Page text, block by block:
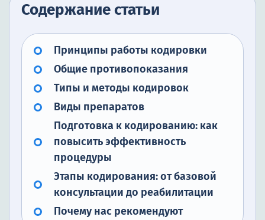
Содержание статьи
Принципы работы кодировки
Общие противопоказания
Типы и методы кодировок
Виды препаратов
Подготовка к кодированию: как
повысить эффективность
процедуры
Этапы кодирования: от базовой
консультации до реабилитации
Почему нас рекомендуют